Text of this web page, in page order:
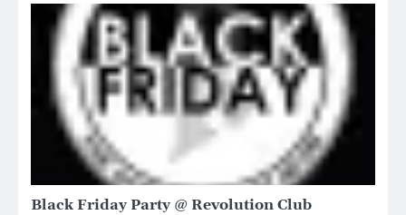
Black Friday Party @ Revolution Club